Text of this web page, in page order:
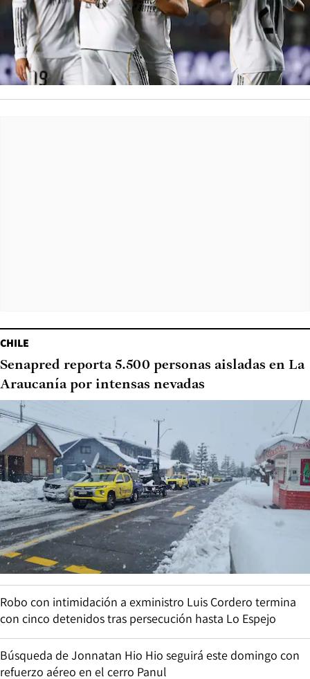
CHILE
Senapred reporta 5.500 personas aisladas en La
Araucanía por intensas nevadas
Robo con intimidación a exministro Luis Cordero termina
con cinco detenidos tras persecución hasta Lo Espejo
Búsqueda de Jonnatan Hio Hio seguirá este domingo con
refuerzo aéreo en el cerro Panul